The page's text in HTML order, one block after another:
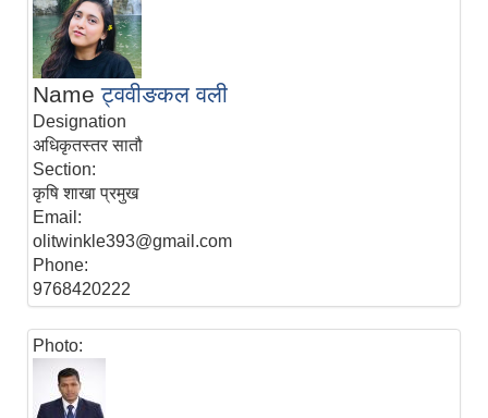
Name ट्ववीङकल वली
Designation
अधिकृतस्तर सातौ
Section:
कृषि शाखा प्रमुख
Email:
olitwinkle393@gmail.com
Phone:
9768420222
Photo: